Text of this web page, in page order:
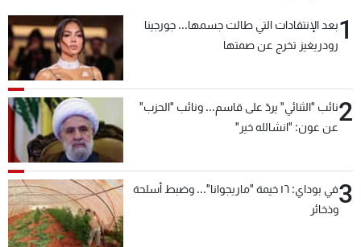
1بعد الإنتقادات التي طالت جسمها... جورجينا
رودريغيز تخرج عن صمتها
2نائب "الثنائي" يردّ على قاسم... ونائب "الحزب"
عن عون: "انشالله خير"
3
في بوداي: ١٦ خيمة "ماريجوانا"... وضبط أسلحة
وذخائر